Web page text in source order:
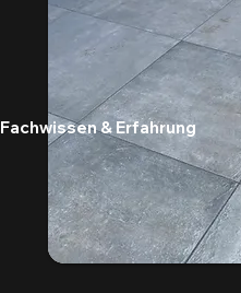
Fachwissen & Erfahrung